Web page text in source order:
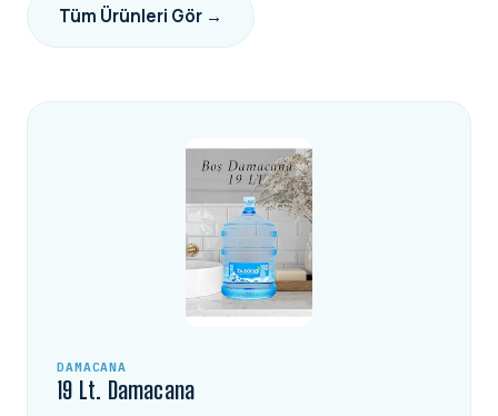
Tüm Ürünleri Gör →
DAMACANA
19 Lt. Damacana